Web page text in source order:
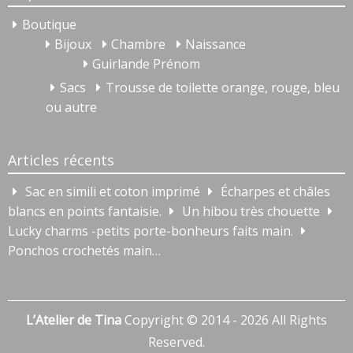
Boutique
Bijoux
Chambre
Naissance
Guirlande Prénom
Sacs
Trousse de toilette orange, rouge, bleu
ou autre
Articles récents
Sac en simili et coton imprimé
Écharpes et châles
blancs en points fantaisie.
Un hibou très chouette
Lucky charms -petits porte-bonheurs faits main.
Ponchos crochetés main…
L’Atelier de Tina Copyright © 2014 - 2026 All Rights
Reserved.